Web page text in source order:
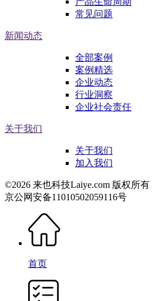
常见问题
新闻动态
全部案例
案例精选
企业动态
行业洞察
企业社会责任
关于我们
关于我们
加入我们
©2026 来也科技Laiye.com 版权所有
京公网安备11010502059116号
首页